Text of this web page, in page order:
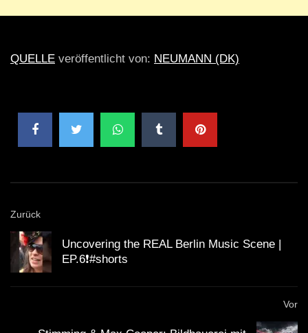
QUELLE veröffentlicht von: NEUMANN (DK)
Zurück
Uncovering the REAL Berlin Music Scene |
EP.6❗️#shorts
Vor